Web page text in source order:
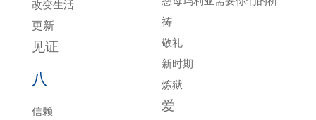
改变生活
更新
见证
八
信赖
祷
敬礼
新时期
炼狱
爱